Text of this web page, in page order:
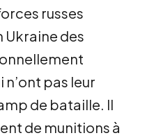
russes
Ukraine des
pas leur
de bataille. Il
de munitions à